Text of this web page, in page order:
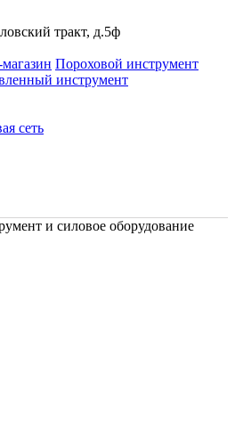
тракт, д.5ф
Пороховой инструмент
инструмент
сеть
и силовое оборудование